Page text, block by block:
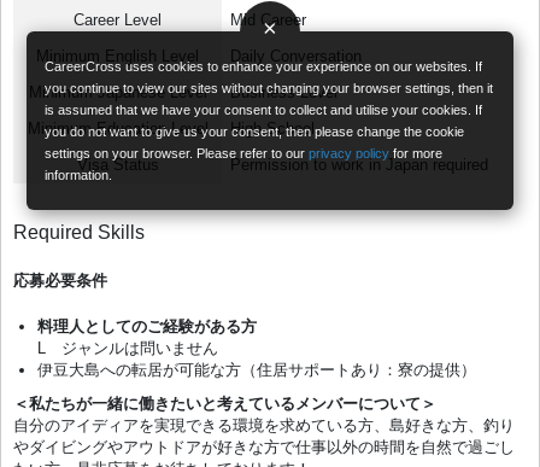
×
CareerCross uses cookies to enhance your experience on our websites. If
you continue to view our sites without changing your browser settings, then it
is assumed that we have your consent to collect and utilise your cookies. If
you do not want to give us your consent, then please change the cookie
settings on your browser. Please refer to ourprivacy policy for more
information.
Career Level
Mid Career
Minimum English Level
Daily Conversation
Minimum Japanese Level
Business Level
Minimum Education Level
High-School
Visa Status
Permission to work in Japan required
Required Skills
応募必要条件
料理人としてのご経験がある方
L ジャンルは問いません
伊豆大島への転居が可能な方（住居サポートあり：寮の提供）
＜私たちが一緒に働きたいと考えているメンバーについて＞
自分のアイディアを実現できる環境を求めている方、島好きな方、釣り
やダイビングやアウトドアが好きな方で仕事以外の時間を自然で過ごし